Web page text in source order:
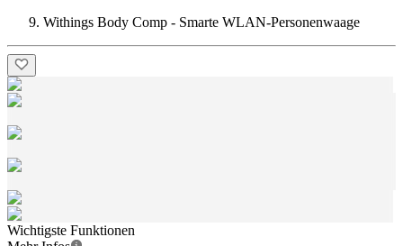
Withings Body Comp - Smarte WLAN-Personenwaage
Wichtigste Funktionen